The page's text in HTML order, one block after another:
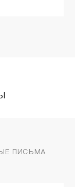
ПИСЬМА